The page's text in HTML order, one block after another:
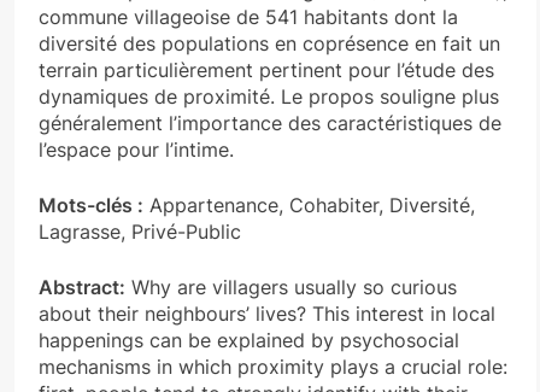
commune villageoise de 541 habitants dont la
diversité des populations en coprésence en fait un
terrain particulièrement pertinent pour l’étude des
dynamiques de proximité. Le propos souligne plus
généralement l’importance des caractéristiques de
l’espace pour l’intime.
Mots-clés : Appartenance, Cohabiter, Diversité,
Lagrasse, Privé-Public
Abstract: Why are villagers usually so curious
about their neighbours’ lives? This interest in local
happenings can be explained by psychosocial
mechanisms in which proximity plays a crucial role: